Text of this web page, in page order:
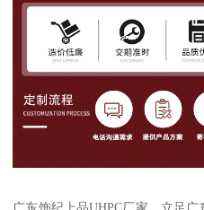
广东饰纪上品UHPC厂家，立足